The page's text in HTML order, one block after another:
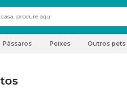
Pássaros Peixes Outros pets